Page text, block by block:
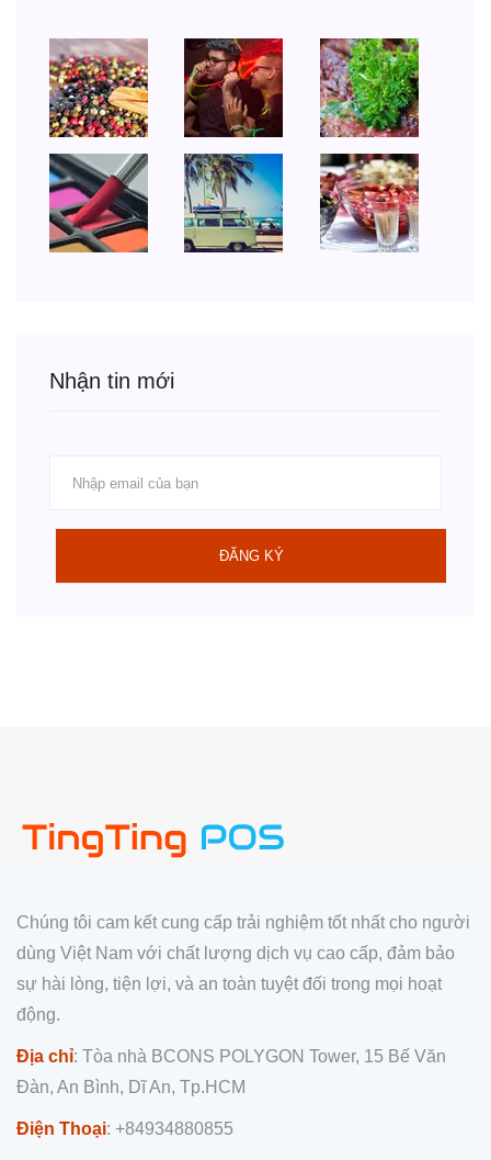
Nhận tin mới
ĐĂNG KÝ
Chúng tôi cam kết cung cấp trải nghiệm tốt nhất cho người
dùng Việt Nam với chất lượng dịch vụ cao cấp, đảm bảo
sự hài lòng, tiện lợi, và an toàn tuyệt đối trong mọi hoạt
động.
Địa chỉ: Tòa nhà BCONS POLYGON Tower, 15 Bế Văn
Đàn, An Bình, Dĩ An, Tp.HCM
Điện Thoại: +84934880855